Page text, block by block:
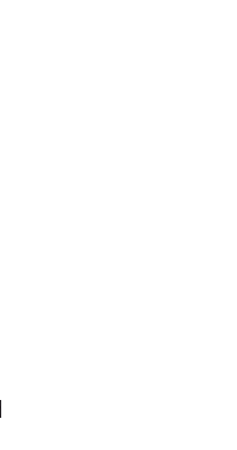
TRIP